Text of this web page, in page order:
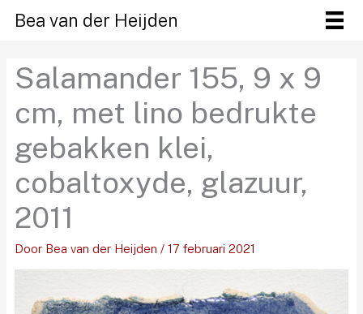
naar
inhoud
Bea van der Heijden
Salamander 155, 9 x 9
cm, met lino bedrukte
gebakken klei,
cobaltoxyde, glazuur,
2011
Door Bea van der Heijden / 17 februari 2021